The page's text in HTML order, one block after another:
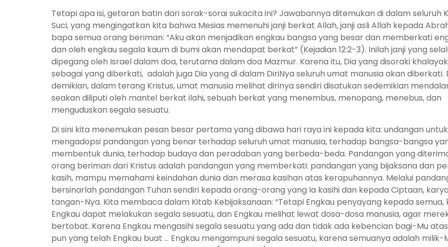
Tetapi apa isi, getaran batin dari sorak-sorai sukacita ini? Jawabannya ditemukan di dalam seluruh
Suci, yang mengingatkan kita bahwa Mesias memenuhi janji berkat Allah, janji asli Allah kepada
bapa semua orang beriman: “Aku akan menjadikan engkau bangsa yang besar dan memberkati
dan oleh engkau segala kaum di bumi akan mendapat berkat” (Kejadian 12:2-3). Inilah janji yang
dipegang oleh Israel dalam doa, terutama dalam doa Mazmur. Karena itu, Dia yang disoraki khalayak
sebagai yang diberkati, adalah juga Dia yang di dalam DiriNya seluruh umat manusia akan diberkati.
demikian, dalam terang Kristus, umat manusia melihat dirinya sendiri disatukan sedemikian
seakan diliputi oleh mantel berkat ilahi, sebuah berkat yang menembus, menopang, menebus, dan
menguduskan segala sesuatu.
Di sini kita menemukan pesan besar pertama yang dibawa hari raya ini kepada kita: undangan untuk
mengadopsi pandangan yang benar terhadap seluruh umat manusia, terhadap bangsa-bangsa
membentuk dunia, terhadap budaya dan peradaban yang berbeda-beda. Pandangan yang
orang beriman dari Kristus adalah pandangan yang memberkati: pandangan yang bijaksana dan
kasih, mampu memahami keindahan dunia dan merasa kasihan atas kerapuhannya. Melalui
bersinarlah pandangan Tuhan sendiri kepada orang-orang yang Ia kasihi dan kepada Ciptaan, karya
tangan-Nya. Kita membaca dalam Kitab Kebijaksanaan: “Tetapi Engkau penyayang kepada semua,
Engkau dapat melakukan segala sesuatu, dan Engkau melihat lewat dosa-dosa manusia, agar
bertobat. Karena Engkau mengasihi segala sesuatu yang ada dan tidak ada kebencian bagi-Mu
pun yang telah Engkau buat … Engkau mengampuni segala sesuatu, karena semuanya adalah milik-